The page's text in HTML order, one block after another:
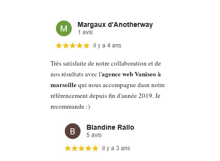
Très satisfaite de notre collaboration et de
nos résultats avec l'agence web Vaniseo à
marseillequi nous accompagne dasn notre
référencement depuis fin d'année 2019. Je
recommande :)